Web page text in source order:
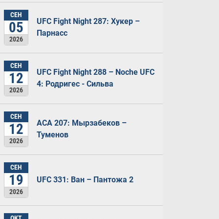
СЕН
05
2026
UFC Fight Night 287: Хукер –
Парнасс
СЕН
12
2026
UFC Fight Night 288 – Noche UFC
4: Родригес - Сильва
СЕН
12
2026
ACA 207: Мырзабеков –
Туменов
СЕН
19
2026
UFC 331: Ван – Пантожа 2